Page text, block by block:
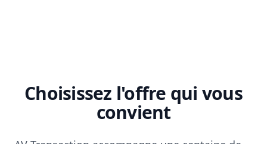
Choisissez l'offre qui vous
convient